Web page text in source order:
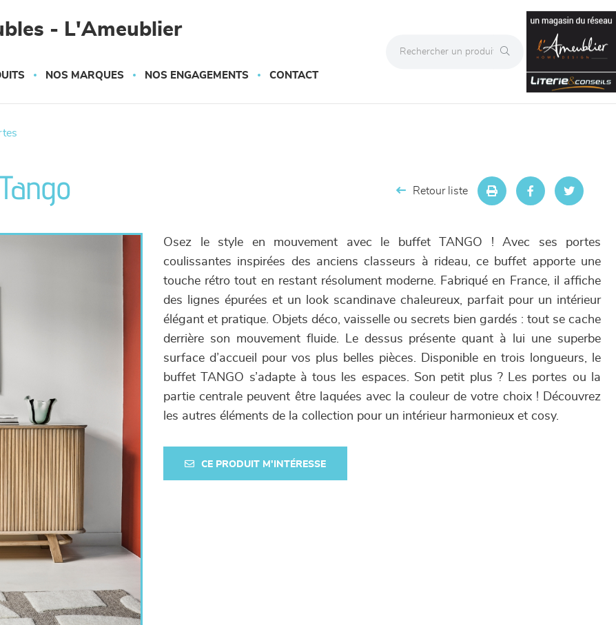
- L'Ameublier
NOS MARQUES NOS ENGAGEMENTS CONTACT
Retour liste
Osez le style en mouvement avec le buffet TANGO ! Avec ses portes
coulissantes inspirées des anciens classeurs à rideau, ce buffet apporte une
touche rétro tout en restant résolument moderne. Fabriqué en France, il affiche
des lignes épurées et un look scandinave chaleureux, parfait pour un intérieur
élégant et pratique. Objets déco, vaisselle ou secrets bien gardés : tout se cache
derrière son mouvement fluide. Le dessus présente quant à lui une superbe
surface d’accueil pour vos plus belles pièces. Disponible en trois longueurs, le
buffet TANGO s’adapte à tous les espaces. Son petit plus ? Les portes ou la
partie centrale peuvent être laquées avec la couleur de votre choix ! Découvrez
les autres éléments de la collection pour un intérieur harmonieux et cosy.
CE PRODUIT M'INTÉRESSE